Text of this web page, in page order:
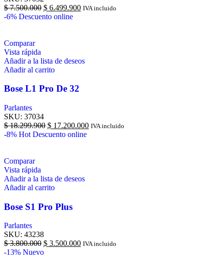
$7.500.000 $ 6.499.900 IVA incluido
-6% Descuento online
Comparar
Vista rápida
Añadir a la lista de deseos
Añadir al carrito
Bose L1 Pro De 32
Parlantes
SKU: 37034
$18.299.900 $ 17.200.000 IVA incluido
-8% Hot Descuento online
Comparar
Vista rápida
Añadir a la lista de deseos
Añadir al carrito
Bose S1 Pro Plus
Parlantes
SKU: 43238
$3.800.000 $ 3.500.000 IVA incluido
-13% Nuevo